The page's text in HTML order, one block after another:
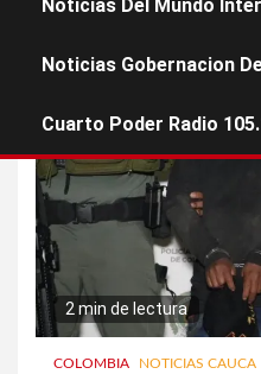
Noticias Del Mundo
Noticias Gobernacion
Cuarto Poder Radio
2 min de lectura
COLOMBIA NOTICIAS CAUCA